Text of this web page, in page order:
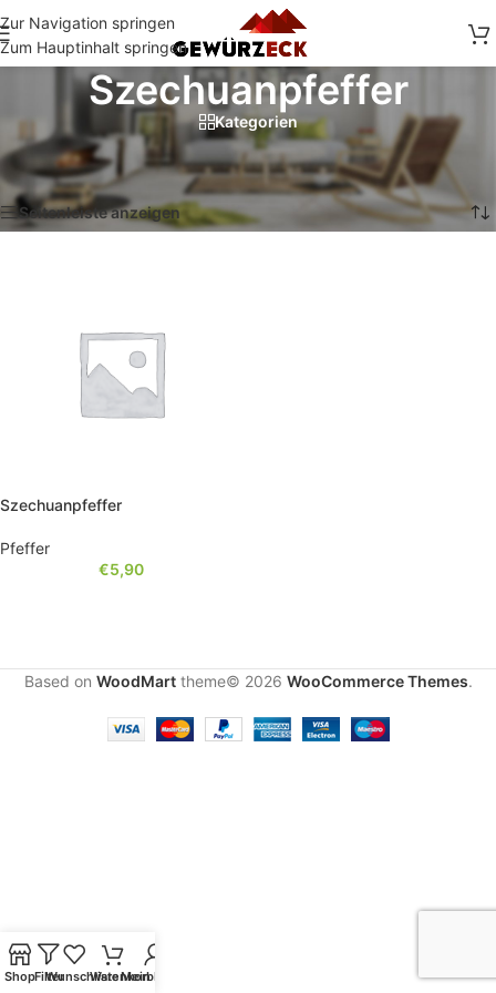
Zur Navigation springen
Zum Hauptinhalt springen
Szechuanpfeffer
Kategorien
Start/Shop
Produkte verschlagwortet mit „Szechuanpfeffer“
Einzelnes Ergebnis wird angezeigt
Seitenleiste anzeigen
Szechuanpfeffer
Pfeffer
€5,90
Based on WoodMarttheme© 2026 WooCommerce Themes.
ShopFilter
WunschlisteWarenkorbMein Konto